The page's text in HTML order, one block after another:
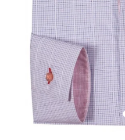
Stand-
courtes
POLOS
FEMME
Imprimés
Chaussettes
Boxers
Accessoires